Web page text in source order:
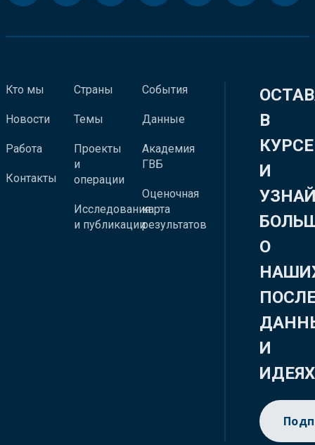
Кто мы
Новости
Работа
Контакты
Страны
Темы
Проекты
и
операции
Исследования
и публикации
События
Данные
Академия
ГВБ
Оценочная
карта
результатов
В
КУРСЕ
И
О
И
ИДЕЯХ